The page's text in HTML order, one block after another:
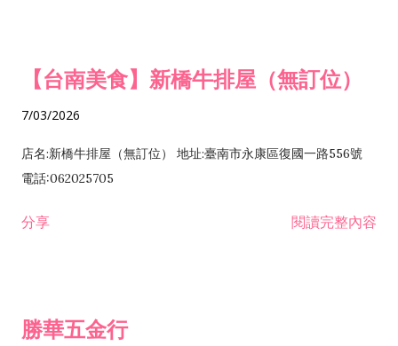
【台南美食】新橋牛排屋（無訂位）
7/03/2026
店名:新橋牛排屋（無訂位） 地址:臺南市永康區復國一路556號
電話:062025705
分享 閱讀完整內容
勝華五金行